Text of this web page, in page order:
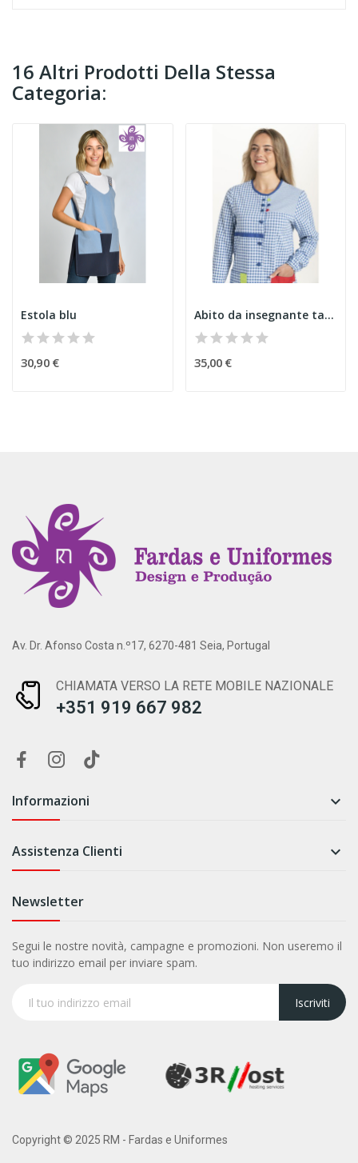
16 Altri Prodotti Della Stessa
Categoria:
Estola blu
30,90 €
Abito da insegnante tacchetti blu
35,00 €
Av. Dr. Afonso Costa n.º17, 6270-481 Seia, Portugal
CHIAMATA VERSO LA RETE MOBILE NAZIONALE
+351 919 667 982
Informazioni 
Assistenza Clienti 
Newsletter
Segui le nostre novità, campagne e promozioni. Non useremo il
tuo indirizzo email per inviare spam.
Iscriviti
Copyright © 2025 RM - Fardas e Uniformes